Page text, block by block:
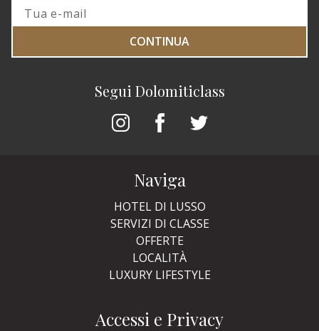
Segui Dolomiticlass
CONTINUA
Naviga
HOTEL DI LUSSO
SERVIZI DI CLASSE
OFFERTE
LOCALITÀ
LUXURY LIFESTYLE
Accessi e Privacy